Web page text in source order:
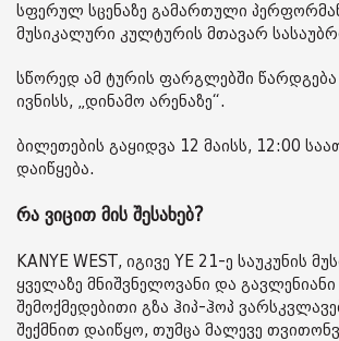
სფერულ სცენაზე გამართული
მუსიკალური კულტურის მთავარ
სწორედ ამ ტურის ფარგლებში წარდგება
ივნისს, „დინამო არენაზე“.
ბილეთების გაყიდვა 12 მაისს, 12:00
დაიწყება.
რა ვიცით მის შესახებ?
KANYE WEST, იგივე YE 21-ე საუკუნის
ყველაზე მნიშვნელოვანი და
შემოქმედებითი გზა ჰიპ-ჰოპ
შექმნით დაიწყო, თუმცა მალევე